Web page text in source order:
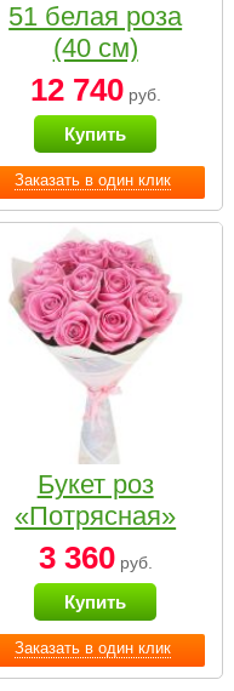
Заказать в один клик
51 белая роза
(40 см)
12 740руб.
Купить
Заказать в один клик
Букет роз
«Потрясная»
3 360руб.
Купить